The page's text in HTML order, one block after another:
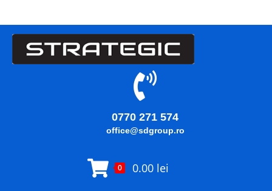
0770 271 574
office@sdgroup.ro
0 0.00 lei